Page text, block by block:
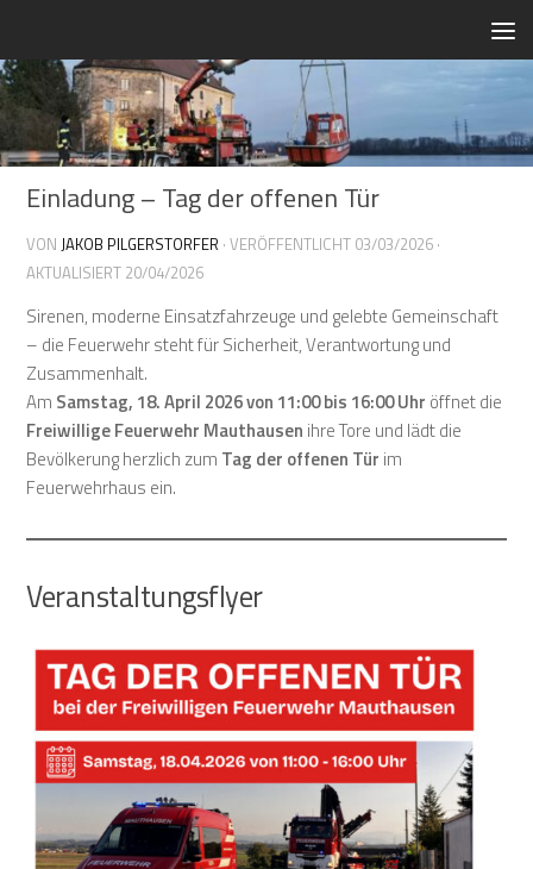
Einladung – Tag der offenen Tür
VONJAKOB PILGERSTORFER · VERÖFFENTLICHT 03/03/2026 ·
AKTUALISIERT 20/04/2026
Sirenen, moderne Einsatzfahrzeuge und gelebte Gemeinschaft
– die Feuerwehr steht für Sicherheit, Verantwortung und
Zusammenhalt.
Am Samstag, 18. April 2026 von 11:00 bis 16:00 Uhr öffnet die
Freiwillige Feuerwehr Mauthausen ihre Tore und lädt die
Bevölkerung herzlich zum Tag der offenen Tür im
Feuerwehrhaus ein.
Veranstaltungsflyer